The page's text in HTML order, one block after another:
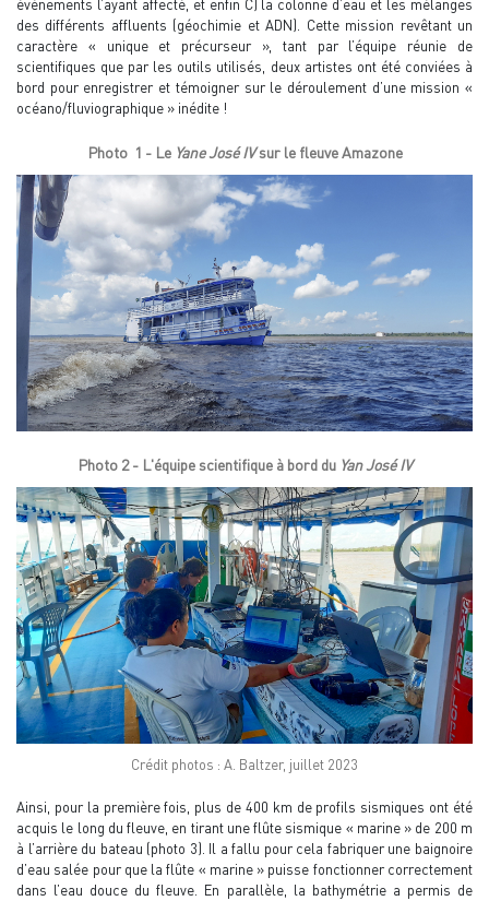
évènements l’ayant affecté, et enfin C) la colonne d’eau et les mélanges
des différents affluents (géochimie et ADN). Cette mission revêtant un
caractère « unique et précurseur », tant par l’équipe réunie de
scientifiques que par les outils utilisés, deux artistes ont été conviées à
bord pour enregistrer et témoigner sur le déroulement d’une mission «
océano/fluviographique » inédite !
Photo 1 - Le Yane José IVsur le fleuve Amazone
Photo 2 - L'équipe scientifique à bord du Yan José IV
Crédit photos : A. Baltzer, juillet 2023
Ainsi, pour la première fois, plus de 400 km de profils sismiques ont été
acquis le long du fleuve, en tirant une flûte sismique « marine » de 200 m
à l’arrière du bateau (photo 3). Il a fallu pour cela fabriquer une baignoire
d’eau salée pour que la flûte « marine » puisse fonctionner correctement
dans l’eau douce du fleuve. En parallèle, la bathymétrie a permis de